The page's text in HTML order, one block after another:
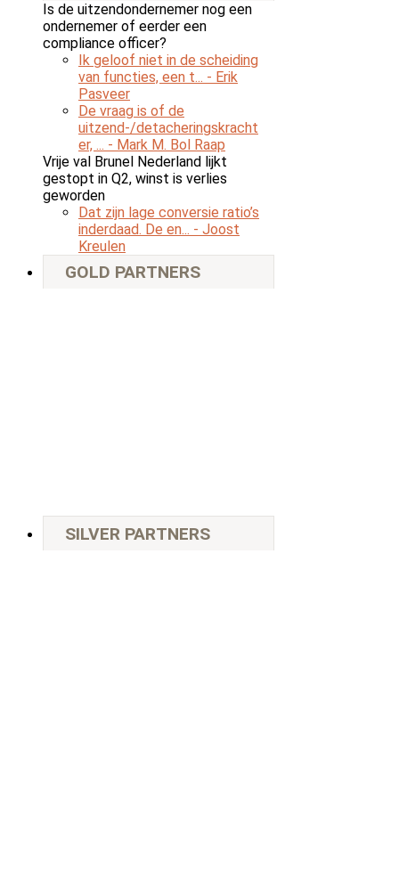
Is de uitzendondernemer nog een
ondernemer of eerder een
compliance officer?
Ik geloof niet in de scheiding
van functies, een t... - Erik
Pasveer
De vraag is of de
uitzend-/detacheringskracht
er, ... - Mark M. Bol Raap
Vrije val Brunel Nederland lijkt
gestopt in Q2, winst is verlies
geworden
Dat zijn lage conversie ratio’s
inderdaad. De en... - Joost
Kreulen
GOLD PARTNERS
SILVER PARTNERS